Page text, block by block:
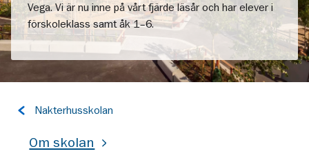
Vega. Vi är nu inne på vårt fjärde läsår och har elever i
förskoleklass samt åk 1–6.
Tillbaka
sidan:
Nakterhusskolan
Om skolan